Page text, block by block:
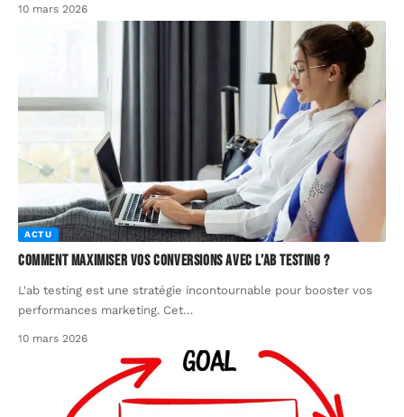
10 mars 2026
ACTU
Comment maximiser vos conversions avec l’ab testing ?
L'ab testing est une stratégie incontournable pour booster vos
performances marketing. Cet…
10 mars 2026